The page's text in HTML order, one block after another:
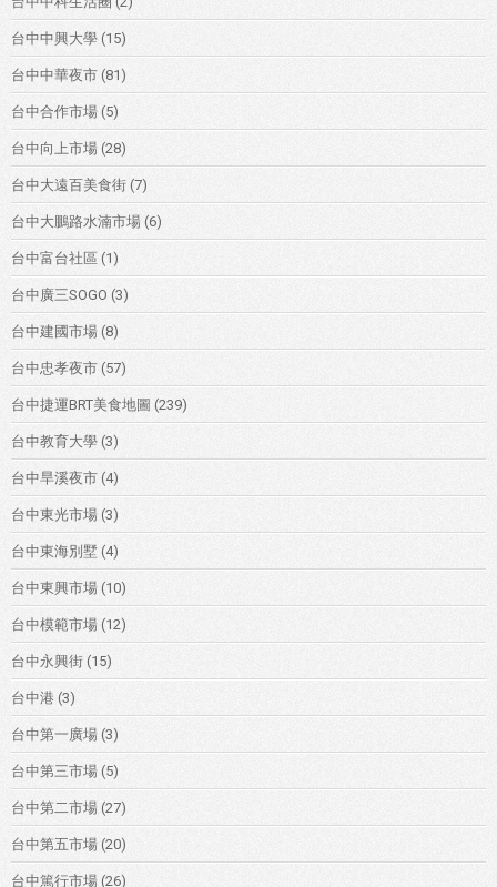
台中中興大學 (15)
台中中華夜市 (81)
台中合作市場 (5)
台中向上市場 (28)
台中大遠百美食街 (7)
台中大鵬路水湳市場 (6)
台中富台社區 (1)
台中廣三SOGO (3)
台中建國市場 (8)
台中忠孝夜市 (57)
台中捷運BRT美食地圖 (239)
台中教育大學 (3)
台中旱溪夜市 (4)
台中東光市場 (3)
台中東海別墅 (4)
台中東興市場 (10)
台中模範市場 (12)
台中永興街 (15)
台中港 (3)
台中第一廣場 (3)
台中第三市場 (5)
台中第二市場 (27)
台中第五市場 (20)
台中篤行市場 (26)